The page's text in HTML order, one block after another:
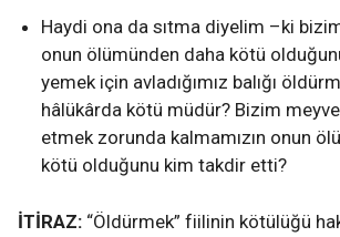
Haydi ona da sıtma diyelim –ki
onun ölümünden daha kötü
yemek için avladığımız balığı
hâlükârda kötü müdür? Bizim
etmek zorunda kalmamızın onun
kötü olduğunu kim takdir etti?
İTİRAZ: “Öldürmek” fiilinin kötülüğü